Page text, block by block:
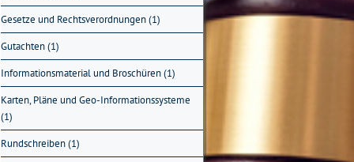
Gesetze und Rechtsverordnungen (1)
Gutachten (1)
Informationsmaterial und Broschüren (1)
Karten, Pläne und Geo-Informationssysteme
(1)
Rundschreiben (1)